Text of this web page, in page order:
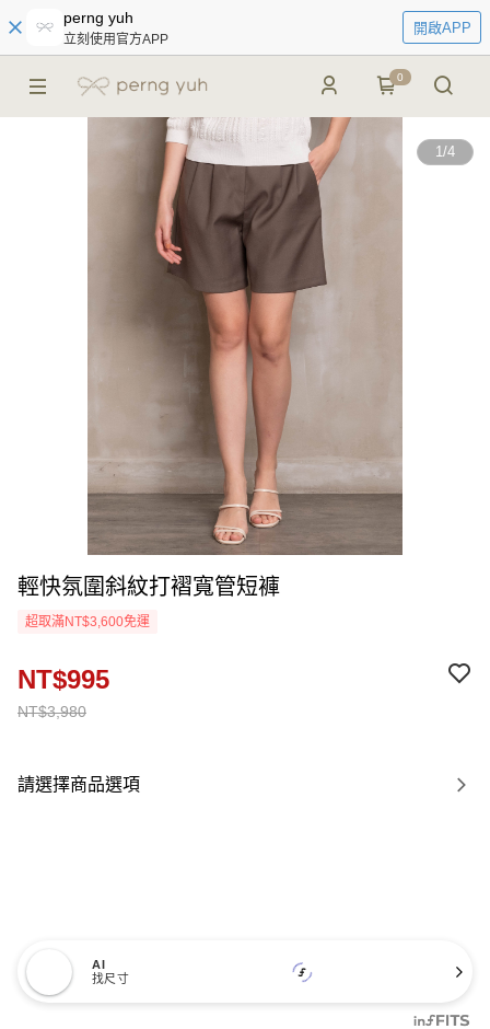
perng yuh
立刻使用官方APP
開啟APP
0
1/4
輕快氛圍斜紋打褶寬管短褲
超取滿NT$3,600免運
NT$3,980
NT$995
請選擇商品選項
AI
找尺寸